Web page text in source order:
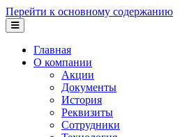
Перейти к основному содержанию
Главная
О компании
Акции
Документы
История
Реквизиты
Сотрудники